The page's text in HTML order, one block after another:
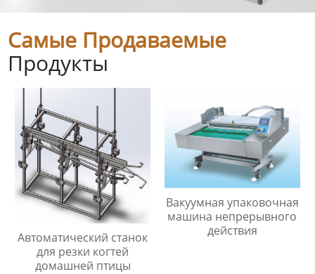
Самые Продаваемые
Продукты
Автоматический станок
для резки когтей
домашней птицы
Вакуумная упаковочная
машина непрерывного
действия